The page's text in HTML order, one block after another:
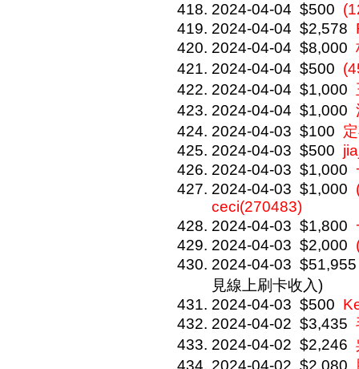
2024-04-04 $500
2024-04-04 $2,578
2024-04-04 $8,000
2024-04-04 $500
2024-04-04 $1,000
2024-04-04 $1,000
2024-04-03 $100
2024-04-03 $500
2024-04-03 $1,000
2024-04-03 $1,000
ceci(270483)
2024-04-03 $1,800
2024-04-03 $2,000
2024-04-03 $51,955
見線上刷卡收入)
2024-04-03 $500
2024-04-02 $3,435
2024-04-02 $2,246